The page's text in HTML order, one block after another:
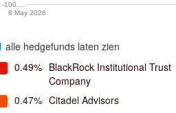
8 May 2026
-100.…
alle hedgefunds laten zien
0.49% BlackRock Institutional Trust
Company
0.47% Citadel Advisors